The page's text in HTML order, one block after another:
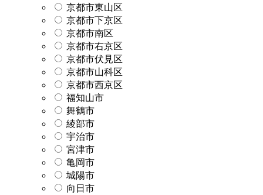
京都市東山区
京都市下京区
京都市南区
京都市右京区
京都市伏見区
京都市山科区
京都市西京区
福知山市
舞鶴市
綾部市
宇治市
宮津市
亀岡市
城陽市
向日市